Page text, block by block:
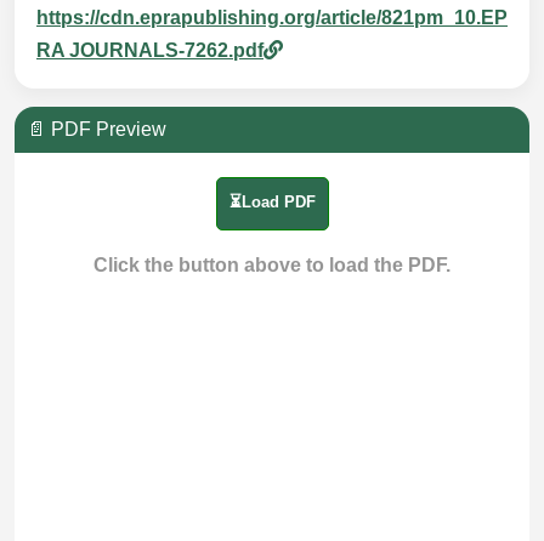
https://cdn.eprapublishing.org/article/821pm_10.EP
RA JOURNALS-7262.pdf
📄 PDF Preview
⏳Load PDF
Click the button above to load the PDF.